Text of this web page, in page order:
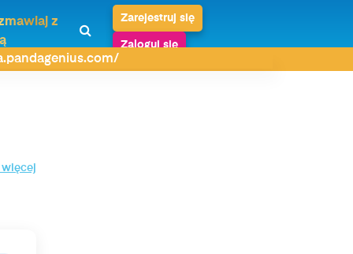
z
Zarejestruj się
Zaloguj się